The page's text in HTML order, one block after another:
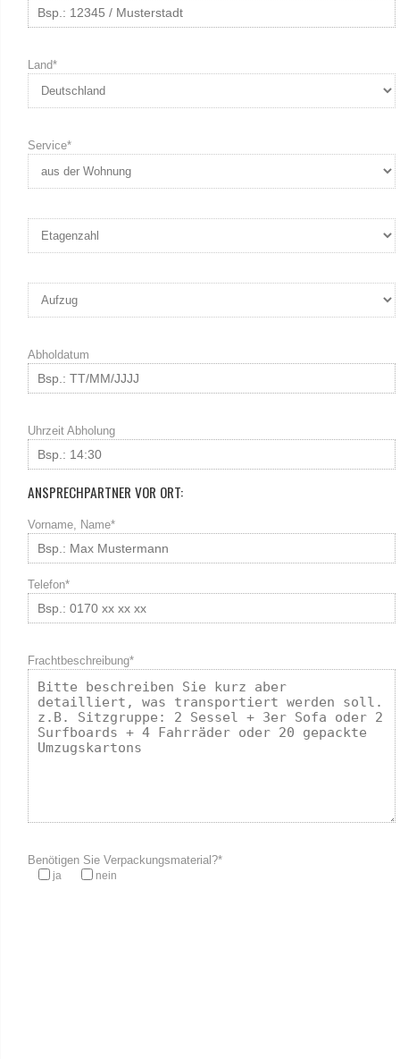
Land*
Service*
Abholdatum
Uhrzeit Abholung
ANSPRECHPARTNER VOR ORT:
Vorname, Name*
Telefon*
Frachtbeschreibung*
Benötigen Sie Verpackungsmaterial?*
ja nein